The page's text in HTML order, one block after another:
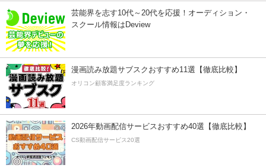
芸能界を志す10代～20代を応援！オーディション・
スクール情報はDeview
漫画読み放題サブスクおすすめ11選【徹底比較】
オリコン顧客満足度ランキング
2026年動画配信サービスおすすめ40選【徹底比較】
CS動画配信サービス20選